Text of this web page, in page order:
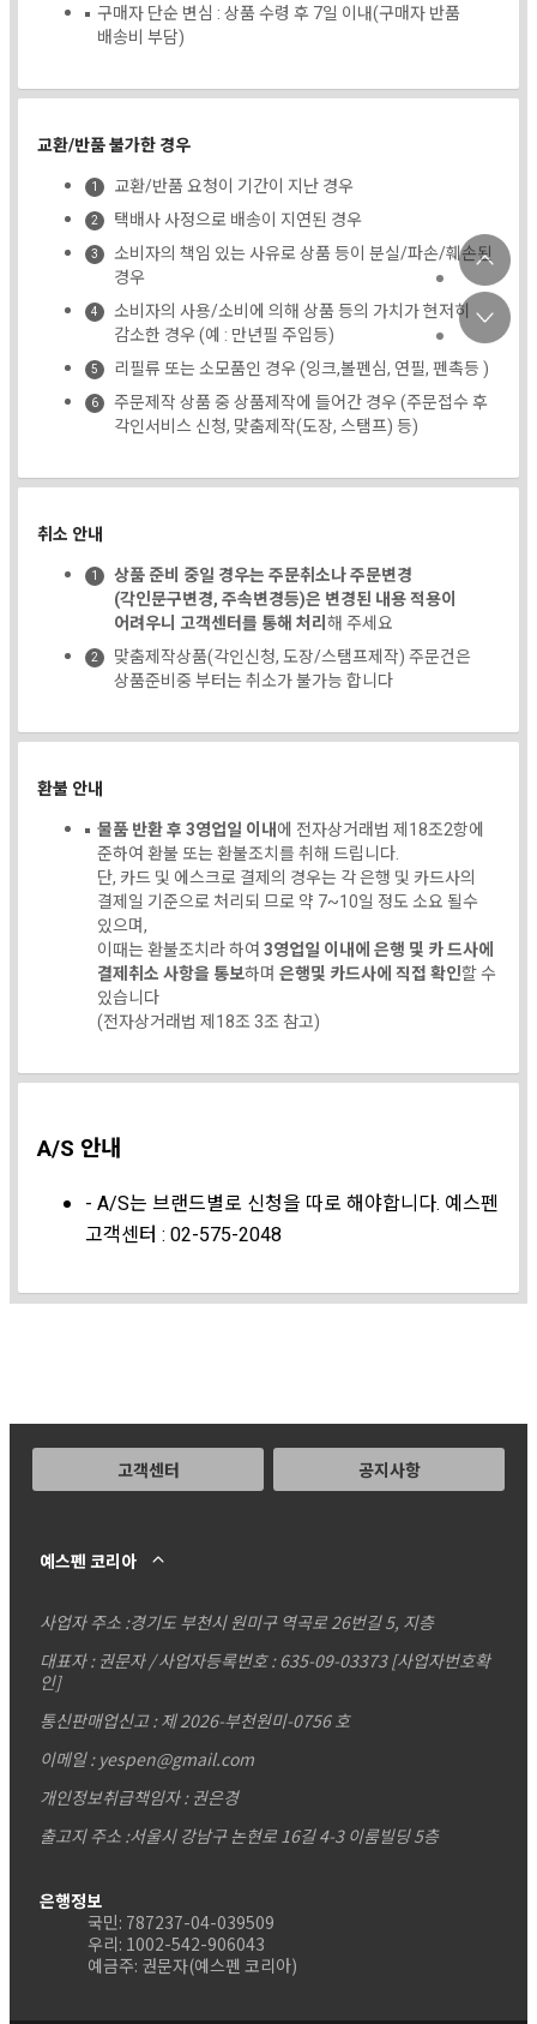
구매자 단순 변심 : 상품 수령 후 7일 이내(구매자 반품
배송비 부담)
교환/반품 불가한 경우
교환/반품 요청이 기간이 지난 경우
택배사 사정으로 배송이 지연된 경우
소비자의 책임 있는 사유로 상품 등이 분실/파손/훼손된
경우
소비자의 사용/소비에 의해 상품 등의 가치가 현저히
감소한 경우 (예 : 만년필 주입등)
리필류 또는 소모품인 경우 (잉크,볼펜심, 연필, 펜촉등 )
주문제작 상품 중 상품제작에 들어간 경우 (주문접수 후
각인서비스 신청, 맞춤제작(도장, 스탬프) 등)
취소 안내
상품 준비 중일 경우는 주문취소나 주문변경
(각인문구변경, 주속변경등)은 변경된 내용 적용이
어려우니 고객센터를 통해 처리해 주세요
맞춤제작상품(각인신청, 도장/스탬프제작) 주문건은
상품준비중 부터는 취소가 불가능 합니다
환불 안내
물품 반환 후 3영업일 이내에 전자상거래법 제18조2항에
준하여 환불 또는 환불조치를 취해 드립니다.
단, 카드 및 에스크로 결제의 경우는 각 은행 및 카드사의
결제일 기준으로 처리되 므로 약 7~10일 정도 소요 될수
있으며,
이때는 환불조치라 하여 3영업일 이내에 은행 및 카 드사에
결제취소 사항을 통보하며 은행및 카드사에 직접 확인할 수
있습니다
(전자상거래법 제18조 3조 참고)
A/S 안내
- A/S는 브랜드별로 신청을 따로 해야합니다. 예스펜
고객센터 : 02-575-2048
고객센터 공지사항
예스펜 코리아
사업자 주소 :경기도 부천시 원미구 역곡로 26번길 5, 지층
대표자 : 권문자 / 사업자등록번호 : 635-09-03373[사업자번호확
인]
통신판매업신고 : 제 2026-부천원미-0756 호
이메일 : yespen@gmail.com
개인정보취급책임자 : 권은경
출고지 주소 :서울시 강남구 논현로 16길 4-3 이룸빌딩 5층
은행정보
국민: 787237-04-039509
우리: 1002-542-906043
예금주: 권문자(예스펜 코리아)